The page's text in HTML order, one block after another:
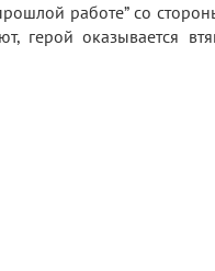
работе” со
герой оказывается